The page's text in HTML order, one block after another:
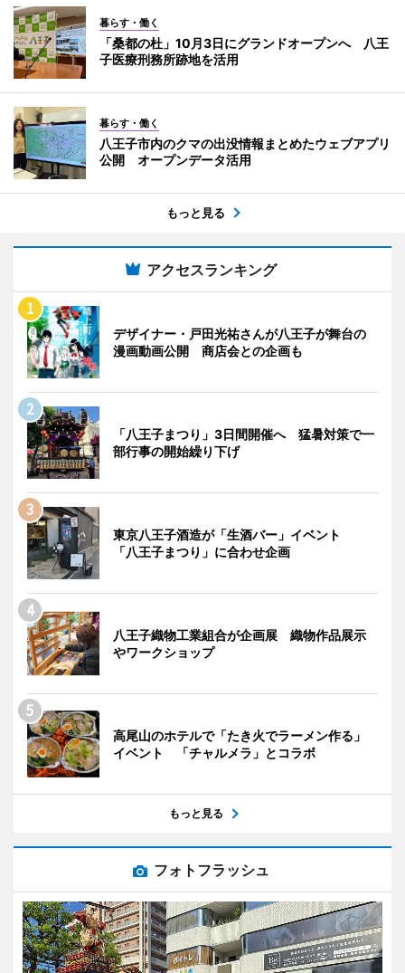
暮らす・働く
「桑都の杜」10月3日にグランドオープンへ 八王
子医療刑務所跡地を活用
暮らす・働く
八王子市内のクマの出没情報まとめたウェブアプリ
公開 オープンデータ活用
もっと見る
アクセスランキング
デザイナー・戸田光祐さんが八王子が舞台の
漫画動画公開 商店会との企画も
「八王子まつり」3日間開催へ 猛暑対策で一
部行事の開始繰り下げ
東京八王子酒造が「生酒バー」イベント
「八王子まつり」に合わせ企画
八王子織物工業組合が企画展 織物作品展示
やワークショップ
高尾山のホテルで「たき火でラーメン作る」
イベント 「チャルメラ」とコラボ
もっと見る
フォトフラッシュ